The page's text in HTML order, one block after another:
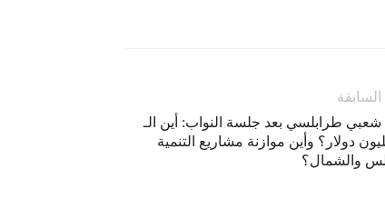
السابقة
طرابلسي بعد جلسة النواب: أين الـ
مليون دولار؟ وأين موازنة مشاريع التنمية
والشمال؟